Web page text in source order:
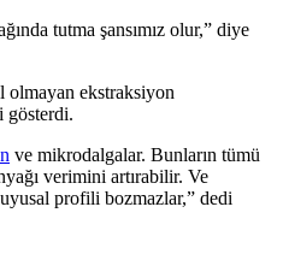
tutma şansımız olur,” diye
olmayan ekstraksiyon
gösterdi.
ve mikrodalgalar. Bunların tümü
verimini artırabilir. Ve
profili bozmazlar,” dedi